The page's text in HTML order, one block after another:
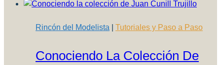
Rincón del Modelista Tutoriales y Paso a Paso
Conociendo La Colección De